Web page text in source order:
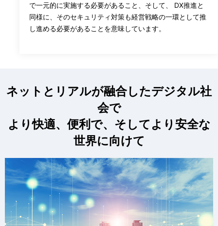
で一元的に実施する必要があること、そして、 DX推進と
同様に、そのセキュリティ対策も経営戦略の一環として推
し進める必要があることを意味しています。
ネットとリアルが融合したデジタル社
会で
より快適、便利で、そしてより安全な
世界に向けて